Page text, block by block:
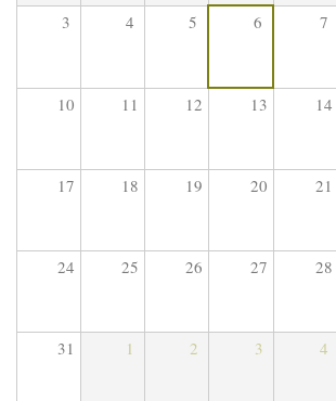
3 4 5 6 7
10 11 12 13 14
17 18 19 20 21
24 25 26 27 28
31 1 2 3 4